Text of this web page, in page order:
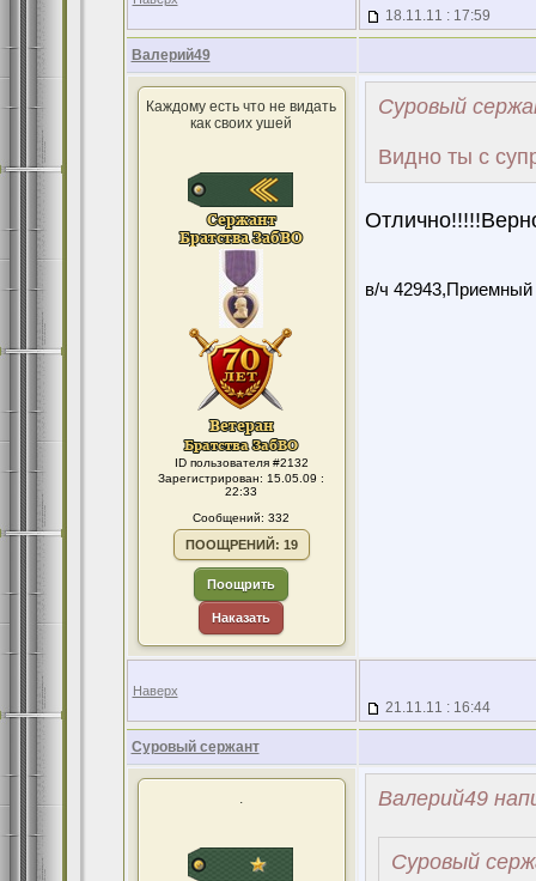
18.11.11 : 17:59
Валерий49
Каждому есть что не видать
как своих ушей
ID пользователя #2132
Зарегистрирован: 15.05.09 :
22:33
Сообщений: 332
ПООЩРЕНИЙ: 19
Поощрить
Наказать
Суровый
Видно ты с
в/ч
Наверх
21.11.11 : 16:44
Суровый сержант
. Валерий49
Суровый